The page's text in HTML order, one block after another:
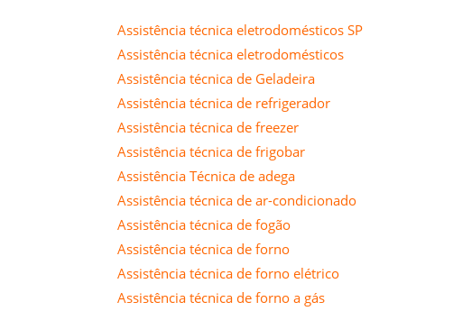
Assistência técnica eletrodomésticos SP
Assistência técnica eletrodomésticos
Assistência técnica de Geladeira
Assistência técnica de refrigerador
Assistência técnica de freezer
Assistência técnica de frigobar
Assistência Técnica de adega
Assistência técnica de ar-condicionado
Assistência técnica de fogão
Assistência técnica de forno
Assistência técnica de forno elétrico
Assistência técnica de forno a gás